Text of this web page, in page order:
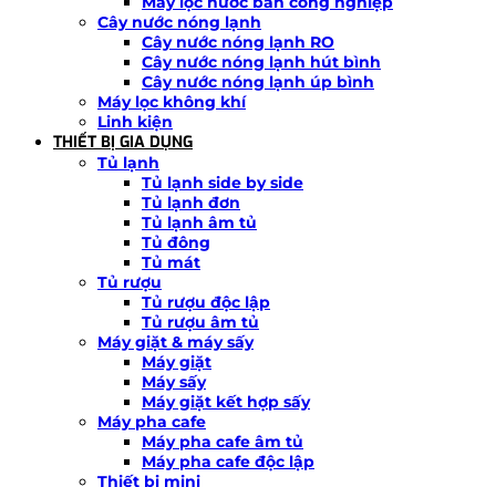
Cây nước nóng lạnh
Cây nước nóng lạnh RO
Cây nước nóng lạnh hút bình
Cây nước nóng lạnh úp bình
Máy lọc không khí
Linh kiện
THIẾT BỊ GIA DỤNG
Tủ lạnh
Tủ lạnh side by side
Tủ lạnh đơn
Tủ lạnh âm tủ
Tủ đông
Tủ mát
Tủ rượu
Tủ rượu độc lập
Tủ rượu âm tủ
Máy giặt & máy sấy
Máy giặt
Máy sấy
Máy giặt kết hợp sấy
Máy pha cafe
Máy pha cafe âm tủ
Máy pha cafe độc lập
Thiết bị mini